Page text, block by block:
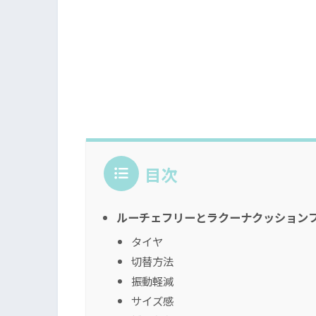
目次
ルーチェフリーとラクーナクッション
タイヤ
切替方法
振動軽減
サイズ感